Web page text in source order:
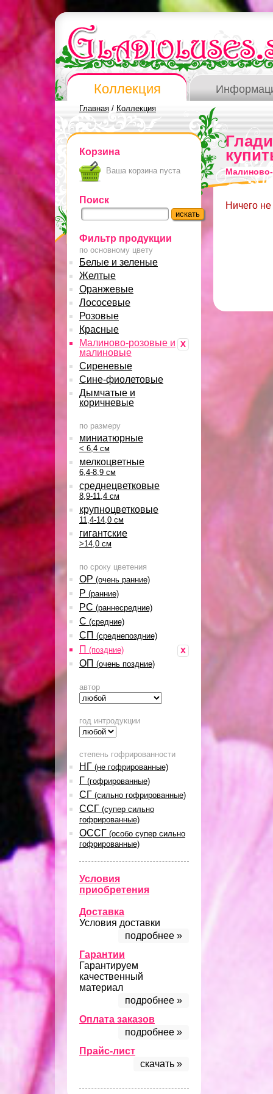
Коллекция
Главная / Коллекция
Корзина
Ваша корзина пуста
Поиск
Фильтр продукции
по основному цвету
Белые и зеленые
Желтые
Оранжевые
Лососевые
Розовые
Красные
x
Малиново-розовые и
малиновые
Сиреневые
Сине-фиолетовые
Дымчатые и
коричневые
по размеру
миниатюрные
< 6,4 см
мелкоцветные
6,4-8,9 см
среднецветковые
8,9-11,4 см
крупноцветковые
11,4-14,0 см
гигантские
>14,0 см
по сроку цветения
ОР (очень ранние)
Р (ранние)
РС (раннесредние)
С (средние)
СП (среднепоздние)
x
П (поздние)
ОП (очень поздние)
автор
год интродукции
степень гофрированности
НГ (не гофрированные)
Г (гофрированные)
СГ (сильно гофрированные)
ССГ (супер сильно
гофрированные)
ОССГ (особо супер сильно
гофрированные)
Условия
приобретения
Доставка
Условия доставки
подробнее »
Гарантии
Гарантируем
качественный
материал
подробнее »
Оплата заказов
подробнее »
Прайс-лист
скачать »
Ничего